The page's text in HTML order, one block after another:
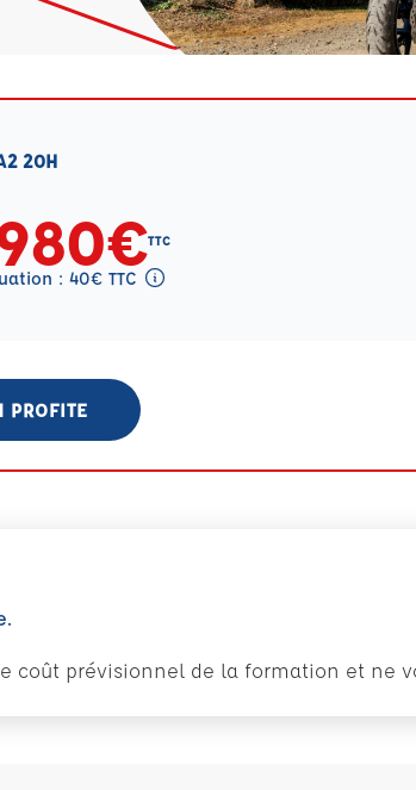
20H
TTC
: 40€ TTC
PROFITE
prévisionnel de la formation et ne